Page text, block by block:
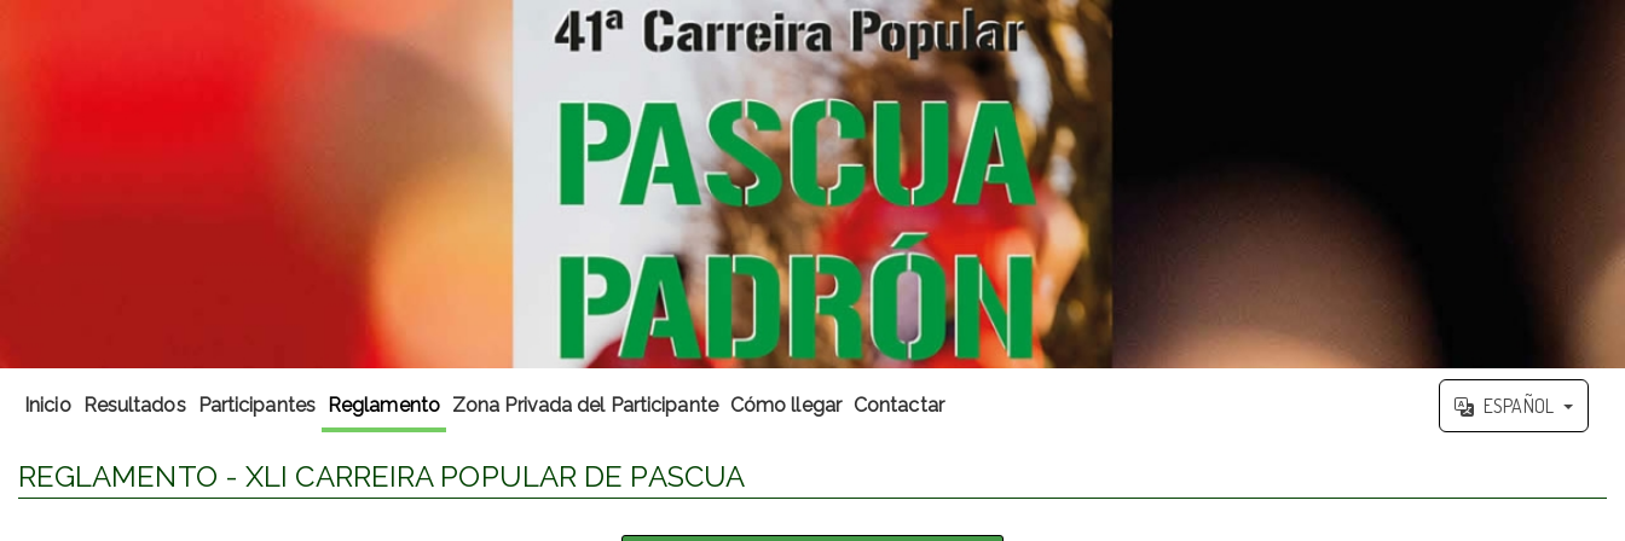
Inicio Resultados Participantes Reglamento Zona Privada del Participante Cómo llegar Contactar ESPAÑOL
REGLAMENTO - XLI CARREIRA POPULAR DE PASCUA